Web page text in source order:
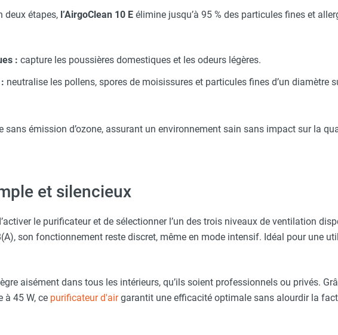
deux étapes, l’AirgoClean 10 E élimine jusqu’à 95 % des particules fines et
: capture les poussières domestiques et les odeurs légères.
neutralise les pollens, spores de moisissures et particules fines d’un diamètre
émission d’ozone, assurant un environnement sain sans impact sur la
et silencieux
le purificateur et de sélectionner l’un des trois niveaux de ventilation
son fonctionnement reste discret, même en mode intensif. Idéal pour une
aisément dans tous les intérieurs, qu’ils soient professionnels ou privés.
à 45 W, ce purificateur d'airgarantit une efficacité optimale sans alourdir la